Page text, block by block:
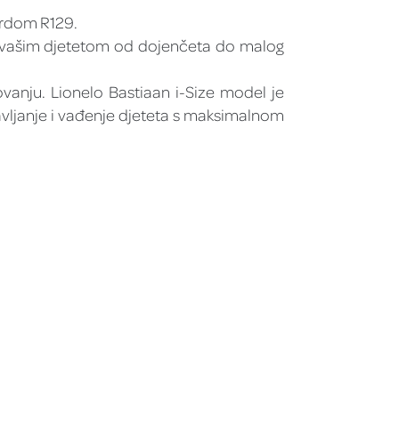
R129.
djetetom od dojenčeta do malog
Lionelo Bastiaan i-Size model je
i vađenje djeteta s maksimalnom